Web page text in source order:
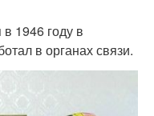
1946 году в
в органах связи.